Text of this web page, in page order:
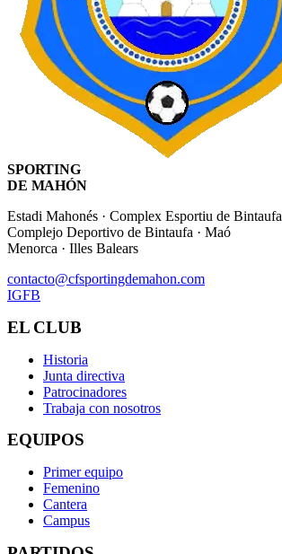
SPORTING
DE MAHÓN
Estadi Mahonés · Complex Esportiu de Bintaufa
Complejo Deportivo de Bintaufa · Maó
Menorca · Illes Balears
contacto@cfsportingdemahon.com
IGFB
EL CLUB
Historia
Junta directiva
Patrocinadores
Trabaja con nosotros
EQUIPOS
Primer equipo
Femenino
Cantera
Campus